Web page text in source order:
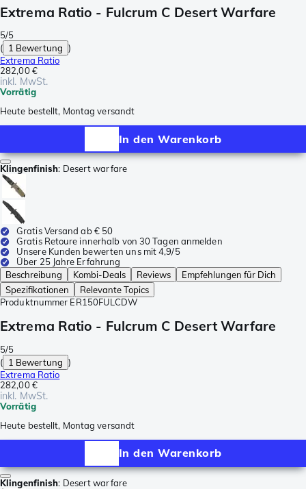
Extrema Ratio - Fulcrum C Desert Warfare
5/5
( 1 Bewertung )
Extrema Ratio
282,00 €
inkl. MwSt.
Vorrätig
Heute bestellt, Montag versandt
In den Warenkorb
Klingenfinish: Desert warfare
Gratis Versand ab € 50
Gratis Retoure innerhalb von 30 Tagen anmelden
Unsere Kunden bewerten uns mit 4,9/5
Über 25 Jahre Erfahrung
Beschreibung
Kombi-Deals Reviews
Empfehlungen für Dich
Spezifikationen
Relevante Topics
Produktnummer ER150FULCDW
Extrema Ratio - Fulcrum C Desert Warfare
5/5
( 1 Bewertung )
Extrema Ratio
282,00 €
inkl. MwSt.
Vorrätig
Heute bestellt, Montag versandt
In den Warenkorb
Klingenfinish: Desert warfare